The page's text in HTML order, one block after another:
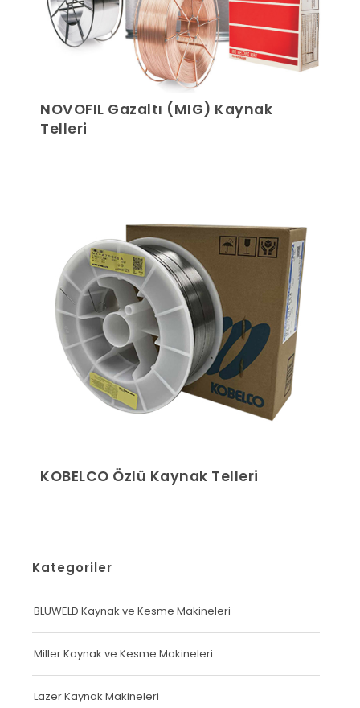
NOVOFIL Gazaltı (MIG) Kaynak
Telleri
KOBELCO Özlü Kaynak Telleri
Kategoriler
BLUWELD Kaynak ve Kesme Makineleri
Miller Kaynak ve Kesme Makineleri
Lazer Kaynak Makineleri